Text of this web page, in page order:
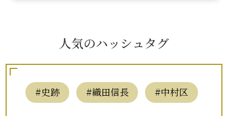
人気のハッシュタグ
#史跡 #織田信長 #中村区